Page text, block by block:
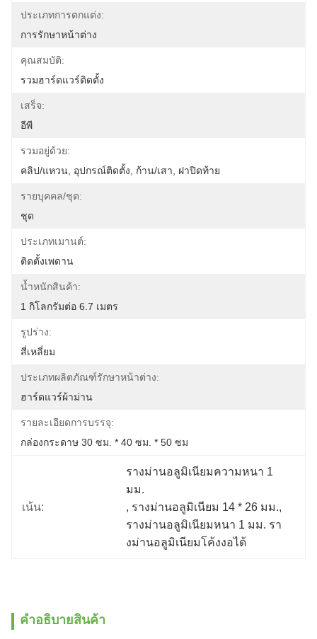
ประเภทการตกแต่ง:
การรักษาหน้าต่าง
คุณสมบัติ:
รวมฮาร์ดแวร์ติดตั้ง
เสร็จ:
อีพี
รวมอยู่ด้วย:
คลิป/แหวน, อุปกรณ์ติดตั้ง, ก้าน/เสา, ฝาปิดท้าย
รายบุคคล/ชุด:
ชุด
ประเภทเมานต์:
ติดตั้งเพดาน
น้ำหนักสินค้า:
1 กิโลกรัมต่อ 6.7 เมตร
รูปร่าง:
สี่เหลี่ยม
ประเภทผลิตภัณฑ์รักษาหน้าต่าง:
ฮาร์ดแวร์ผ้าม่าน
รายละเอียดการบรรจุ:
กล่องกระดาษ 30 ซม. * 40 ซม. * 50 ซม
เน้น:
รางม่านอลูมิเนียมความหนา 1
มม.
, รางม่านอลูมิเนียม 14 * 26 มม.,
รางม่านอลูมิเนียมหนา 1 มม. รา
งม่านอลูมิเนียมโค้งงอได้
คําอธิบายสินค้า